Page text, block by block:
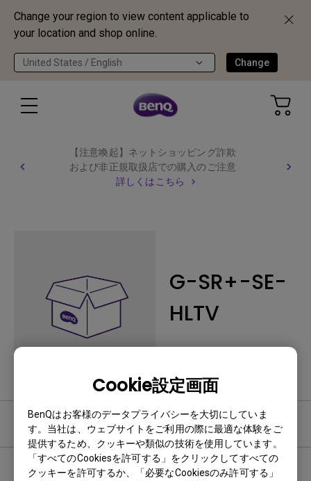
Change your region to view content applicable to
your location and shop online.
United States / English Change
Cookie設定画面
BenQはお客様のデータプライバシーを大切にしていま
す。当社は、ウェブサイトをご利用の際に最適な体験をご
提供するため、クッキーや類似の技術を使用しています。
「すべてのCookiesを許可する」をクリックしてすべての
クッキーを許可するか、「必要なCookiesのみ許可する」
【注意喚起】ネットショッピング詐欺
および非正規取扱店での購入のご注意
詳しくはこちら
G-SR+-SE-
HLTV
ユーザーマニュアル